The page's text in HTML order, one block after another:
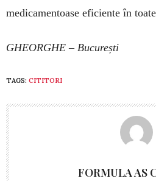
medicamentoase eficiente în
GHEORGHE – București
TAGS: CITITORI
FORMULA AS